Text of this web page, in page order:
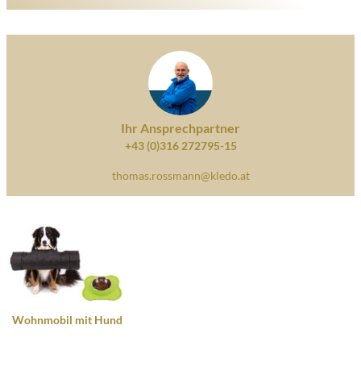
Ihr Ansprechpartner
+43 (0)316 272795-15
thomas.rossmann@kledo.at
Wohnmobil mit Hund